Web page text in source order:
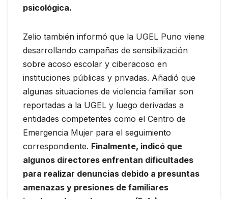
psicológica.
Zelio también informó que la UGEL Puno viene
desarrollando campañas de sensibilización
sobre acoso escolar y ciberacoso en
instituciones públicas y privadas. Añadió que
algunas situaciones de violencia familiar son
reportadas a la UGEL y luego derivadas a
entidades competentes como el Centro de
Emergencia Mujer para el seguimiento
correspondiente. Finalmente, indicó que
algunos directores enfrentan dificultades
para realizar denuncias debido a presuntas
amenazas y presiones de familiares